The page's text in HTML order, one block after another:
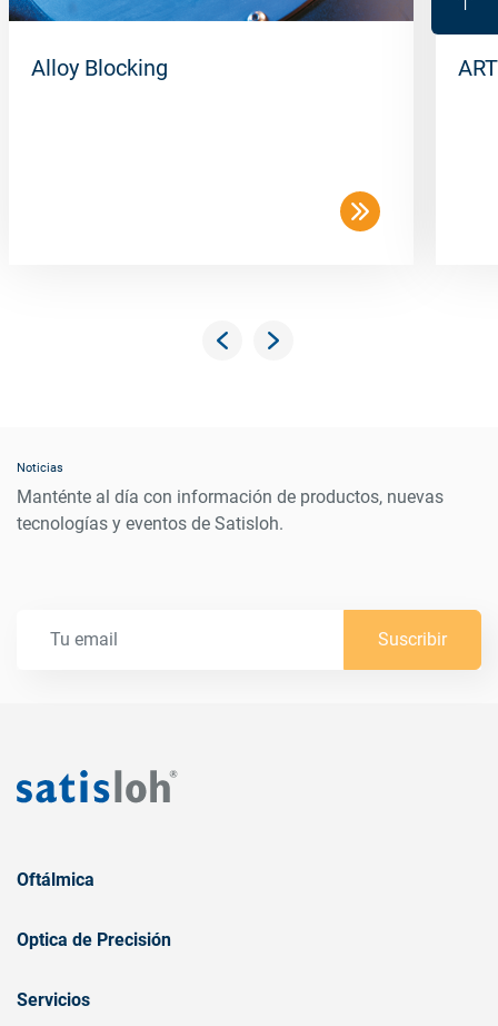
Alloy Blocking
Noticias
Manténte al día con información de productos, nuevas
tecnologías y eventos de Satisloh.
Suscribir
Oftálmica
Optica de Precisión
Servicios